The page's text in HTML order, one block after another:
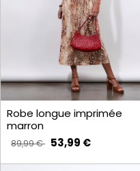
Robe longue imprimée
marron
89,99 € 53,99 €